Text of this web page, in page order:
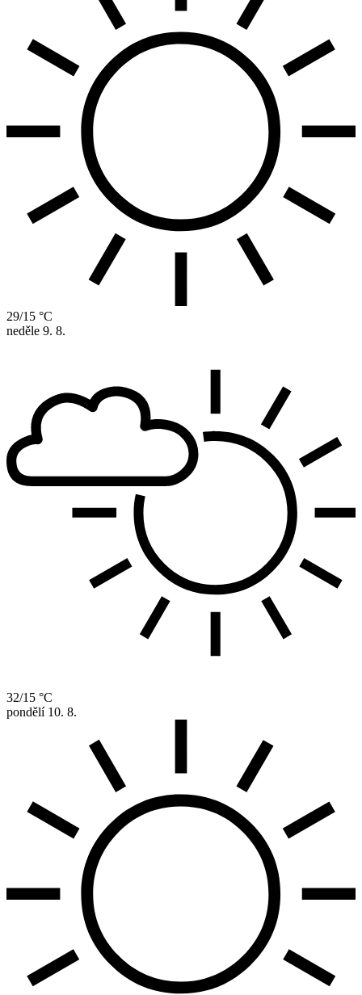
29/15 °C
neděle 9. 8.
32/15 °C
pondělí 10. 8.